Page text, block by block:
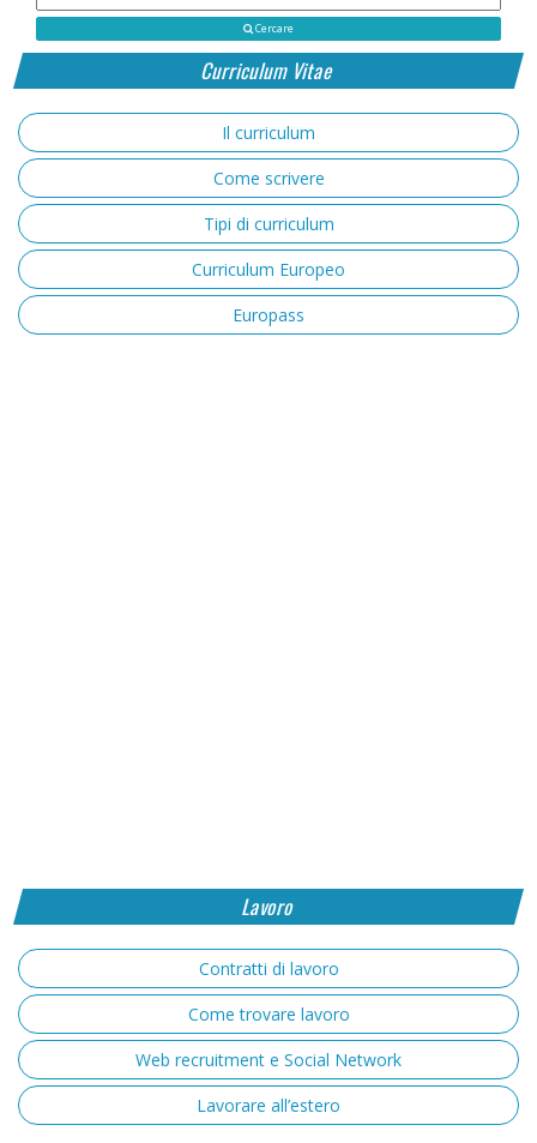
Cercare
Curriculum Vitae
Il curriculum
Come scrivere
Tipi di curriculum
Curriculum Europeo
Europass
Lavoro
Contratti di lavoro
Come trovare lavoro
Web recruitment e Social Network
Lavorare all’estero